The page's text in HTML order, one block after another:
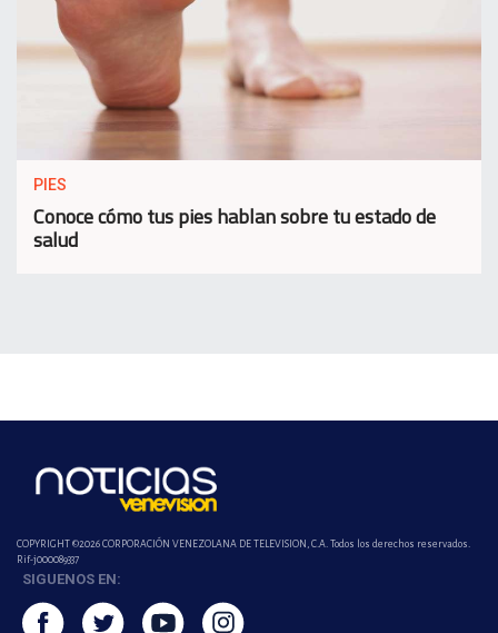
PIES
Conoce cómo tus pies hablan sobre tu estado de
salud
COPYRIGHT ©2026 CORPORACIÓN VENEZOLANA DE TELEVISION, C.A. Todos los derechos reservados.
Rif-j000089337
SIGUENOS EN: